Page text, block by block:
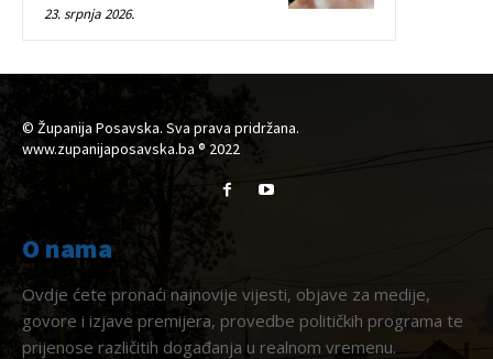
23. srpnja 2026.
© Županija Posavska. Sva prava pridržana.
www.zupanijaposavska.ba ® 2022
O nama
Ovdje ćete pronaći najnovije vijesti, objave za medije,
govore i izjave premijera, provedbe političkih programa te
prijenose različitih događanja u realnom vremenu.